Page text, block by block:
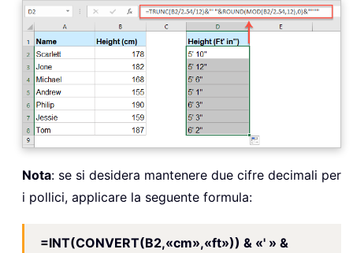
Nota: se si desidera mantenere due cifre decimali per
i pollici, applicare la seguente formula:
=INT(CONVERT(B2,«cm»,«ft»)) & «' » &